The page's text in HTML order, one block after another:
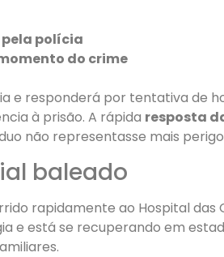
polícia
do crime
e responderá por tentativa de
à prisão. A rápida resposta
não representasse mais
baleado
rapidamente ao Hospital das
e está se recuperando em